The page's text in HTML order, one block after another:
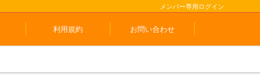
メンバー専用ログイン
利用規約 お問い合わせ